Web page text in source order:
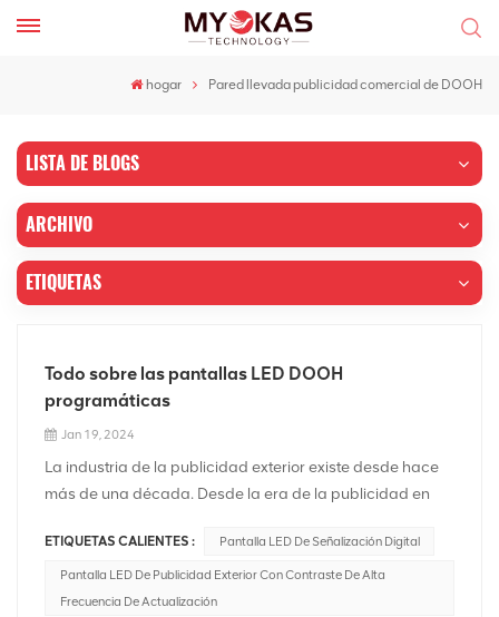
hogar Pared llevada publicidad comercial de DOOH
LISTA DE BLOGS
ARCHIVO
ETIQUETAS
Todo sobre las pantallas LED DOOH
programáticas
Jan 19, 2024
La industria de la publicidad exterior existe desde hace
más de una década. Desde la era de la publicidad en
industria ha estado evolucionando constantemente para
abordar los comportamientos en constante cambio de
los consumidores. Una de las últimas innovaciones en la
ETIQUETAS CALIENTES : Pantalla LED De Señalización Digital
Pantalla LED De Publicidad Exterior Con Contraste De Alta
Frecuencia De Actualización